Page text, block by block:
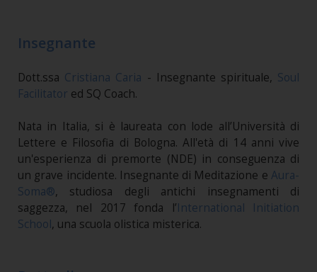
Insegnante
Dott.ssa Cristiana Caria - Insegnante spirituale, Soul
Facilitator ed SQ Coach.
Nata in Italia, si è laureata con lode all’Università di
Lettere e Filosofia di Bologna. All'età di 14 anni vive
un'esperienza di premorte (NDE) in conseguenza di
un grave incidente. Insegnante di Meditazione e Aura-
Soma®, studiosa degli antichi insegnamenti di
saggezza, nel 2017 fonda l’International Initiation
School, una scuola olistica misterica.